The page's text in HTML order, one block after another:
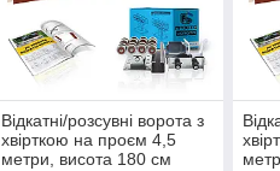
Відкатні/розсувні ворота з
хвірткою на проєм 4,5
метри, висота 180 см